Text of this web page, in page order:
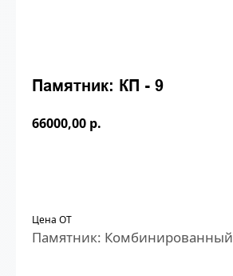
Памятник: КП - 9
66000,00 р.
Цена ОТ
Памятник: Комбинированный